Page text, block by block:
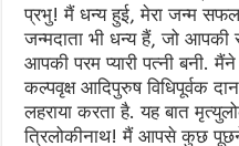
प्रभु! मैं धन्य हुई, मेरा जन्म
जन्मदाता भी धन्य हैं, जो आपकी
आपकी परम प्यारी पत्नी बनी.
कल्पवृक्ष आदिपुरुष विधिपूर्वक
लहराया करता है. यह बात
त्रिलोकीनाथ! मैं आपसे कुछ